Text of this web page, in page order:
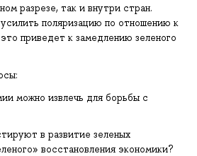
разрезе, так и внутри стран.
поляризацию по отношению к
приведет к замедлению зеленого
можно извлечь для борьбы с
в развитие зеленых
восстановления экономики?